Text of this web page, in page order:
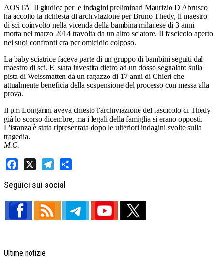
AOSTA. Il giudice per le indagini preliminari Maurizio D'Abrusco
ha accolto la richiesta di archiviazione per Bruno Thedy, il maestro
di sci coinvolto nella vicenda della bambina milanese di 3 anni
morta nel marzo 2014 travolta da un altro sciatore. Il fascicolo aperto
nei suoi confronti era per omicidio colposo.
La baby sciatrice faceva parte di un gruppo di bambini seguiti dal
maestro di sci. E' stata investita dietro ad un dosso segnalato sulla
pista di Weissmatten da un ragazzo di 17 anni di Chieri che
attualmente beneficia della sospensione del processo con messa alla
prova.
Il pm Longarini aveva chiesto l'archiviazione del fascicolo di Thedy
già lo scorso dicembre, ma i legali della famiglia si erano opposti.
L'istanza è stata ripresentata dopo le ulteriori indagini svolte sulla
tragedia.
M.C.
Seguici sui social
Ultime notizie